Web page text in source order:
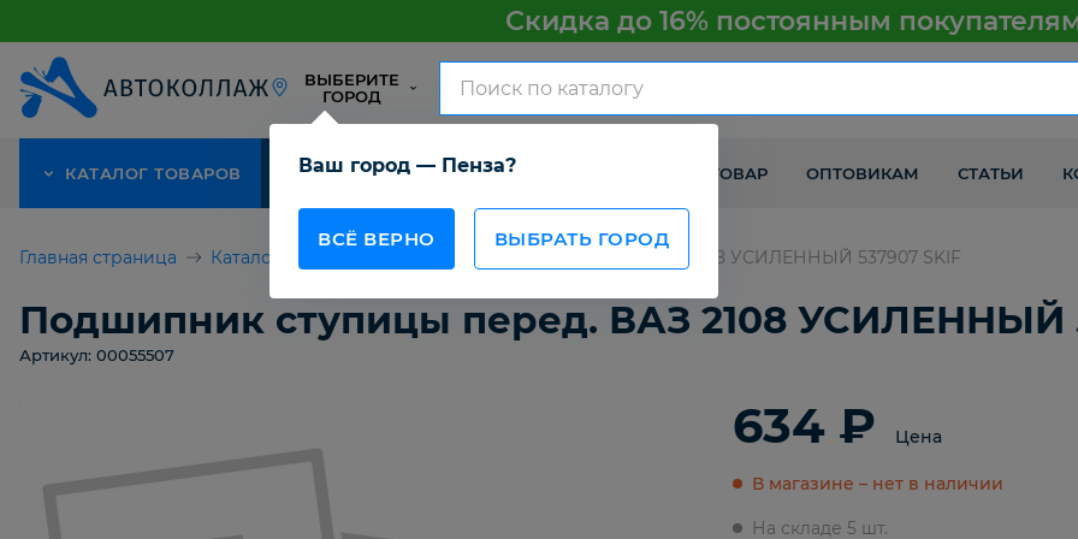
Скидка до 16% постоянным
ВЫБЕРИТЕ
ГОРОД
Ваш город — Пенза?
ВСЁ ВЕРНО ВЫБРАТЬ ГОРОД
КАТАЛОГ ТОВАРОВ АКЦИЯ О КОМПАНИИ КАК ПОЛУЧИТЬ ТОВАР ОПТОВИКАМ СТАТЬИ
Главная страница Каталог товаров Подшипник ступицы перед. ВАЗ 2108 УСИЛЕННЫЙ 537907 SKIF
Подшипник ступицы перед. ВАЗ 2108 УСИЛЕННЫЙ
Артикул: 00055507
634 ₽ Цена
В магазине – нет в наличии
На складе 5 шт.